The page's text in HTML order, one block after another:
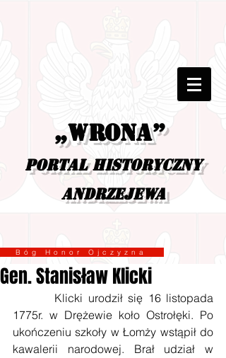
„Wrona”
portal historyczny
Andrzejewa
Honor Ojczyzna
Gen. Stanisław Klicki
1775r. w Drężewie koło Ostrołęki. Po
ukończeniu szkoły w Łomży wstąpił do
kawalerii narodowej. Brał udział w